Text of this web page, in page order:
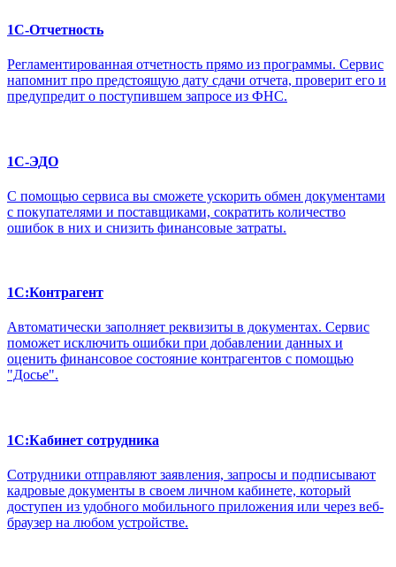
1С-Отчетность
Регламентированная отчетность прямо из программы. Сервис
напомнит про предстоящую дату сдачи отчета, проверит его и
предупредит о поступившем запросе из ФНС.
1С-ЭДО
С помощью сервиса вы сможете ускорить обмен документами
с покупателями и поставщиками, сократить количество
ошибок в них и снизить финансовые затраты.
1С:Контрагент
Автоматически заполняет реквизиты в документах. Сервис
поможет исключить ошибки при добавлении данных и
оценить финансовое состояние контрагентов с помощью
"Досье".
1С:Кабинет сотрудника
Сотрудники отправляют заявления, запросы и подписывают
кадровые документы в своем личном кабинете, который
доступен из удобного мобильного приложения или через веб-
браузер на любом устройстве.